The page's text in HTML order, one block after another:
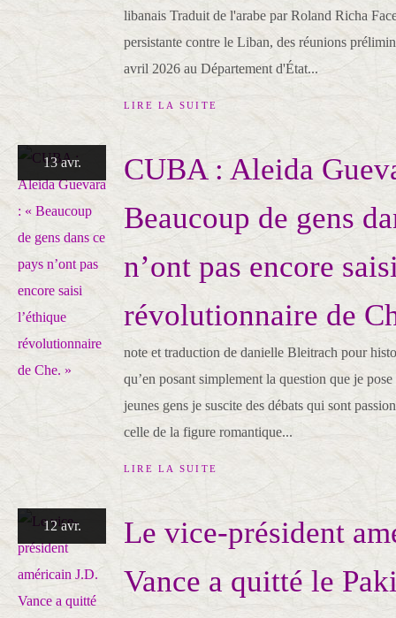
libanais Traduit de l'arabe par Roland Richa
persistante contre le Liban, des réunions
avril 2026 au Département d'État...
LIRE LA SUITE
13 avr.
CUBA : Aleida
Beaucoup de gens
n’ont pas encore
révolutionnaire de
note et traduction de danielle Bleitrach pour
qu’en posant simplement la question que je
jeunes gens je suscite des débats qui sont
celle de la figure romantique...
LIRE LA SUITE
12 avr.
Le vice-président
Vance a quitté le